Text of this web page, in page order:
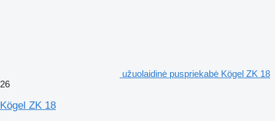
užuolaidinė puspriekabė Kögel ZK 18
26
Kögel ZK 18